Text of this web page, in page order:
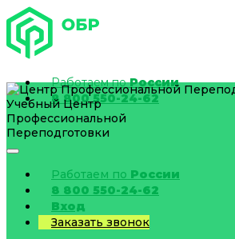
Работаем поРоссии
8 800 550-24-62
Учебный Центр
Профессиональной
Переподготовки
Работаем по России
8 800 550-24-62
Вход
Заказать звонок